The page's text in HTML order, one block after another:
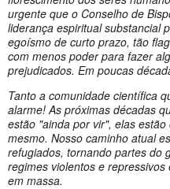
urgente que o Conselho de
liderança espiritual substancial
egoísmo de curto prazo, tão
com menos poder para fazer
prejudicados. Em poucas
Tanto a comunidade científica
alarme! As próximas décadas
estão "ainda por vir", elas
mesmo. Nosso caminho atual
refugiados, tornando partes do
regimes violentos e
em massa.